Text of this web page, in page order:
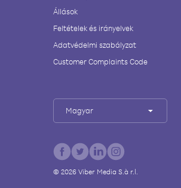
Állások
Feltételek és irányelvek
Adatvédelmi szabályzat
Customer Complaints Code
Magyar
© 2026Viber Media S.à r.l.